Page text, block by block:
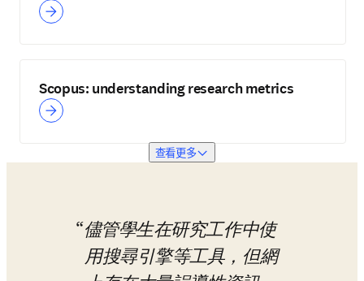
Scopus: understanding research metrics
查看更多
儘管學生在研究工作中使
用搜尋引擎等工具，但網